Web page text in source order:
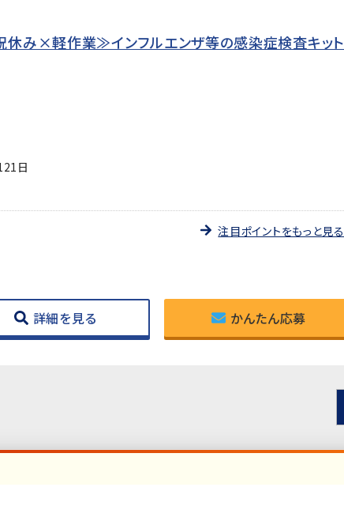
み×軽作業≫インフルエンザ等の感染症検査キット
日
注目ポイントをもっと見る
詳細を見る かんたん応募